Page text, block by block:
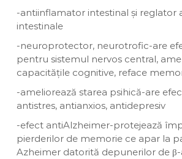
-antiinflamator intestinal și reglator
intestinale
-neuroprotector, neurotrofic-are
pentru sistemul nervos central,
capacitățile cognitive, reface
-ameliorează starea psihică-are
antistres, antianxios, antidepresiv
-efect antiAlzheimer-protejează
pierderilor de memorie ce apar la
Azheimer datorită depunerilor de